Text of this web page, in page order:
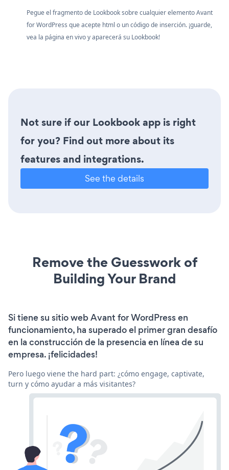
Pegue el fragmento de Lookbook sobre cualquier elemento Avant
for WordPress que acepte html o un código de inserción. ¡guarde,
vea la página en vivo y aparecerá su Lookbook!
Not sure if our Lookbook app is right
for you? Find out more about its
features and integrations.
See the details
Remove the Guesswork of
Building Your Brand
Si tiene su sitio web Avant for WordPress en
funcionamiento, ha superado el primer gran desafío
en la construcción de la presencia en línea de su
empresa. ¡felicidades!
Pero luego viene the hard part: ¿cómo engage, captivate,
turn y cómo ayudar a más visitantes?